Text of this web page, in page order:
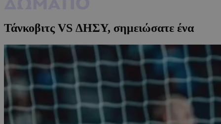
Τάνκοβιτς VS ΔΗΣΥ, σημειώσατε ένα